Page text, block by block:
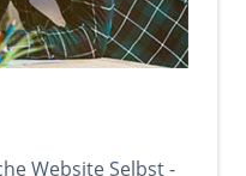
Website Selbst -